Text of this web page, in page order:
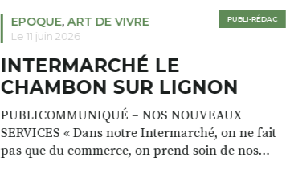
PUBLI-RÉDAC
EPOQUE,ART DE VIVRE
Le 11 juin 2026
INTERMARCHÉ LE
CHAMBON SUR LIGNON
PUBLICOMMUNIQUÉ – NOS NOUVEAUX
SERVICES « Dans notre Intermarché, on ne fait
pas que du commerce, on prend soin de nos